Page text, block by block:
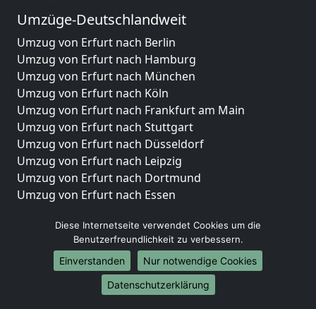
Umzüge-Deutschlandweit
Umzug von Erfurt nach Berlin
Umzug von Erfurt nach Hamburg
Umzug von Erfurt nach München
Umzug von Erfurt nach Köln
Umzug von Erfurt nach Frankfurt am Main
Umzug von Erfurt nach Stuttgart
Umzug von Erfurt nach Düsseldorf
Umzug von Erfurt nach Leipzig
Umzug von Erfurt nach Dortmund
Umzug von Erfurt nach Essen
Umzug von Erfurt nach Dresden
Umzug von Erfurt nach Hannover
Umzug von Erfurt nach Nürnberg
Umzug von Erfurt nach Duisburg
Umzug von Erfurt nach Bochum
Diese Internetseite verwendet Cookies um die
Benutzerfreundlichkeit zu verbessern.
Einverstanden
Nur notwendige Cookies
Datenschutzerklärung